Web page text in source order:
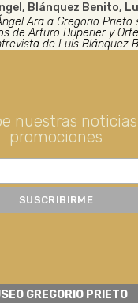
, Blánquez Benito,
Ara a Gregorio Prieto
de Arturo Duperier y
de Luis Blánquez
nuestras
promociones
GREGORIO PRIETO